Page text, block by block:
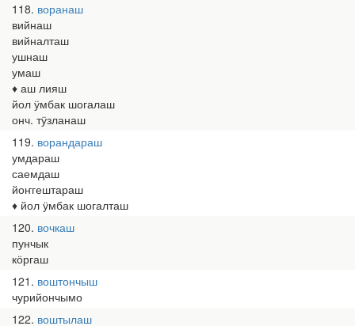
118 воранаш
вийнаш
вийналташ
ушнаш
умаш
♦ аш лияш
йол ӱмбак шогалаш
онч. тӱзланаш
119 ворандараш
умдараш
саемдаш
йоҥгештараш
♦ йол ӱмбак шогалташ
120 вочкаш
пунчык
кӧргаш
121 воштончыш
чурийончымо
122 воштылаш